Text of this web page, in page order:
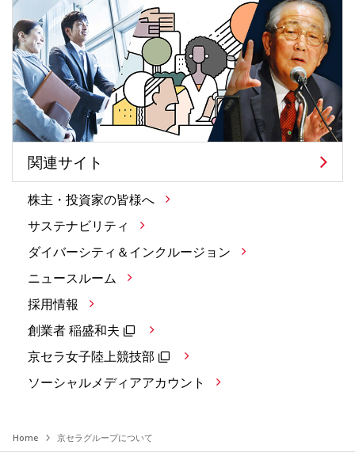
関連サイト
株主・投資家の皆様へ
サステナビリティ
ダイバーシティ＆インクルージョン
ニュースルーム
採用情報
創業者 稲盛和夫
京セラ女子陸上競技部
ソーシャルメディアアカウント
Home 京セラグループについて